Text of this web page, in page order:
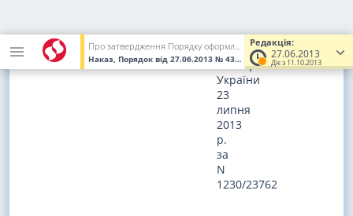
Редакція:
27.06.2013
Діє з 11.10.2013
Про затвердження Порядку оформлення приходу суден у морський порт, надання дозволу на вихід суден у море та оформлення виходу суден із морського порту
Наказ, Порядок від 27.06.2013 № 430 (Увага! Попередня
в
Міністерстві
юстиції
України
23
липня
2013
р.
за
N
1230/23762